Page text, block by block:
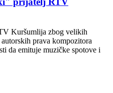
Kuršumlija zbog velikih
prava kompozitora
da emituje muzičke spotove i